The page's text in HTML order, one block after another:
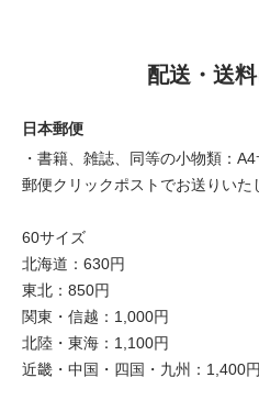
配送・送
日本郵便
・書籍、雑誌、同等の小物類：
郵便クリックポストでお送りいた
60サイズ
北海道：630円
東北：850円
関東・信越：1,000円
北陸・東海：1,100円
近畿・中国・四国・九州：1,400円